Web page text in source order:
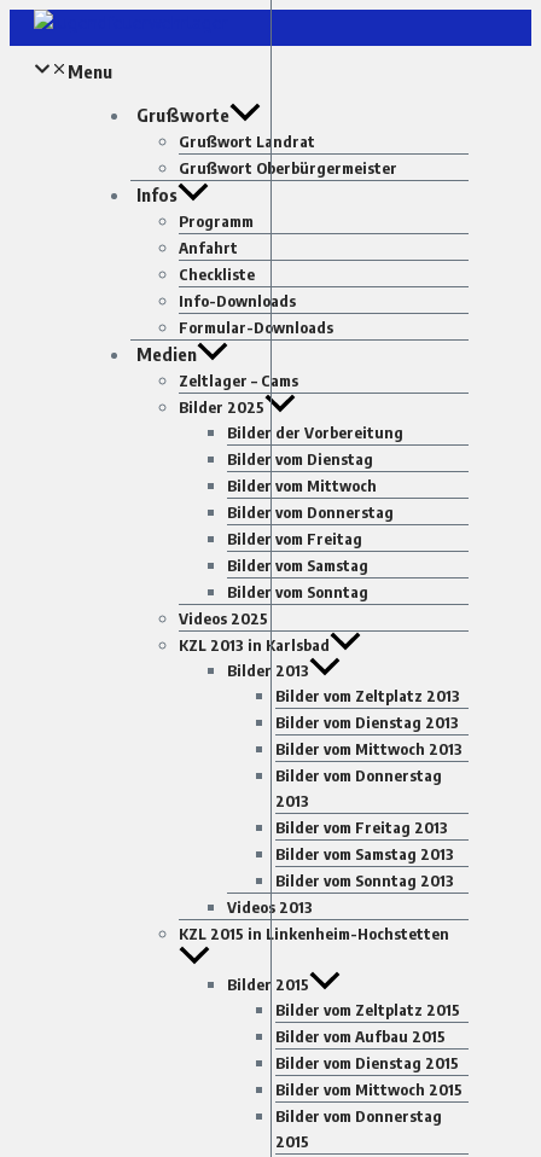
Zum
Inhalt
springenMenu
Grußworte
Grußwort Landrat
Grußwort Oberbürgermeister
Infos
Programm
Anfahrt
Checkliste
Info-Downloads
Formular-Downloads
Medien
Zeltlager – Cams
Bilder 2025
Bilder der Vorbereitung
Bilder vom Dienstag
Bilder vom Mittwoch
Bilder vom Donnerstag
Bilder vom Freitag
Bilder vom Samstag
Bilder vom Sonntag
Videos 2025
KZL 2013 in Karlsbad
Bilder 2013
Bilder vom Zeltplatz 2013
Bilder vom Dienstag 2013
Bilder vom Mittwoch 2013
Bilder vom Donnerstag
2013
Bilder vom Freitag 2013
Bilder vom Samstag 2013
Bilder vom Sonntag 2013
Videos 2013
KZL 2015 in Linkenheim-Hochstetten
Bilder 2015
Bilder vom Zeltplatz 2015
Bilder vom Aufbau 2015
Bilder vom Dienstag 2015
Bilder vom Mittwoch 2015
Bilder vom Donnerstag
2015